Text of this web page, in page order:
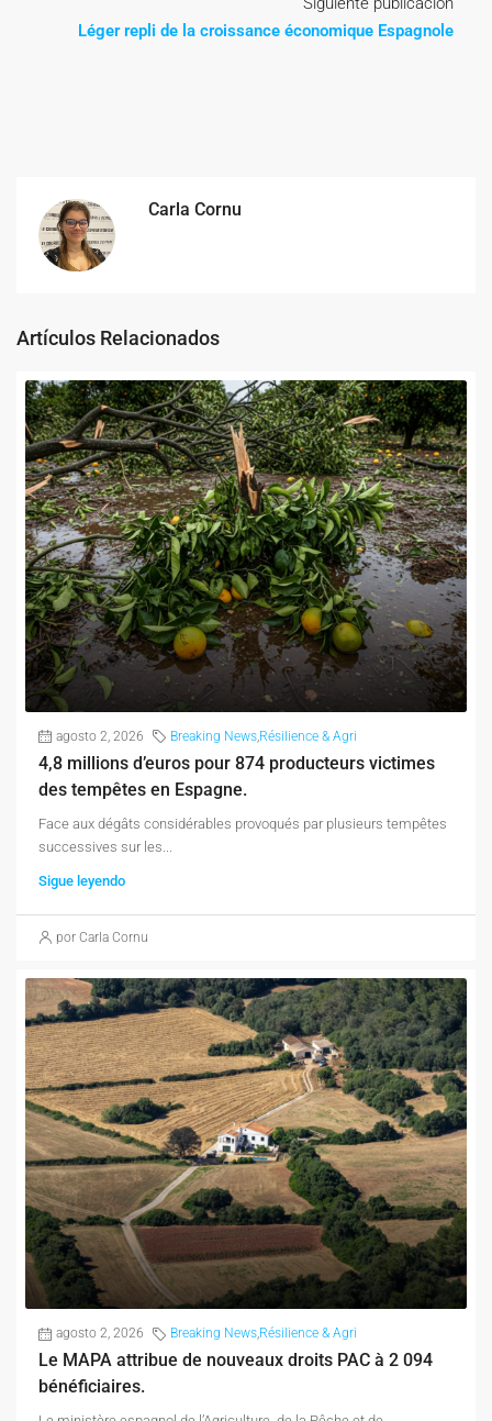
Léger repli de la croissance économique Espagnole
Carla Cornu
Artículos Relacionados
agosto 2, 2026 Breaking News Résilience & Agri
4,8 millions d’euros pour 874 producteurs victimes
des tempêtes en Espagne.
Face aux dégâts considérables provoqués par plusieurs tempêtes
successives sur les...
Sigue leyendo
por Carla Cornu
agosto 2, 2026 Breaking News,Résilience & Agri
Le MAPA attribue de nouveaux droits PAC à 2 094
bénéficiaires.